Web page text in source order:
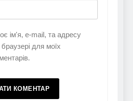
ім'я, e-mail, та адресу
для моїх